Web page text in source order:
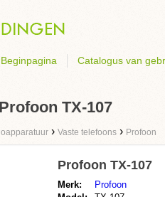
Beginpagina Catalogus van
TX-107
› Vaste telefoons › Profoon
Profoon TX-107
Merk:
Profoon